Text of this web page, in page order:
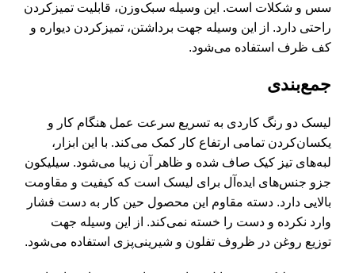
سس و شکلات است. این وسیله سبک‌وزن، قابلیت تمیزکردن
راحتی دارد. از این وسیله جهت برداشتن، تمیزکردن دیواره و
کف ظرف استفاده می‌شود.
جمع‌بندی
لیسک دو رنگ کاردی به تسریع سرعت عمل هنگام کار و
یکسان‌کردن تمامی ارتفاع کار کمک می‌کند. با این ابزار،
لبه‌های تیز کیک صاف شده و ظاهر آن زیبا می‌شود. سیلیکون
جزو جنس‌های ایده‌آل برای لیسک است که کیفیت و مقاومت
بالایی دارد. دسته‌ مقاوم این محصول حین کار به دست فشار
وارد نکرده و دست را خسته نمی‌کند. از این وسیله جهت
توزیع روغن در ظروف تفلون و شیرینی‌پزی استفاده می‌شود.